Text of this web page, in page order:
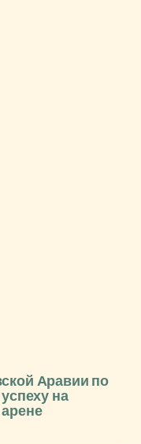
Аравии по
на